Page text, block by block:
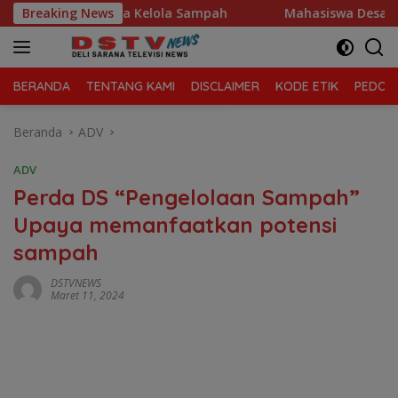
Langsung
ke
konten
Breaking News
Morawa Kelola Sampah Mahasiswa Desak
BERANDA TENTANG KAMI DISCLAIMER KODE ETIK
Beranda ADV
ADV
Perda DS “Pengelolaan Sampah”
Upaya memanfaatkan potensi
sampah
DSTVNEWS
Maret 11, 2024